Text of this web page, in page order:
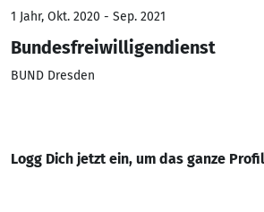
1 Jahr, Okt. 2020 - Sep. 2021
Bundesfreiwilligendienst
BUND Dresden
Logg Dich jetzt ein, um das ganze